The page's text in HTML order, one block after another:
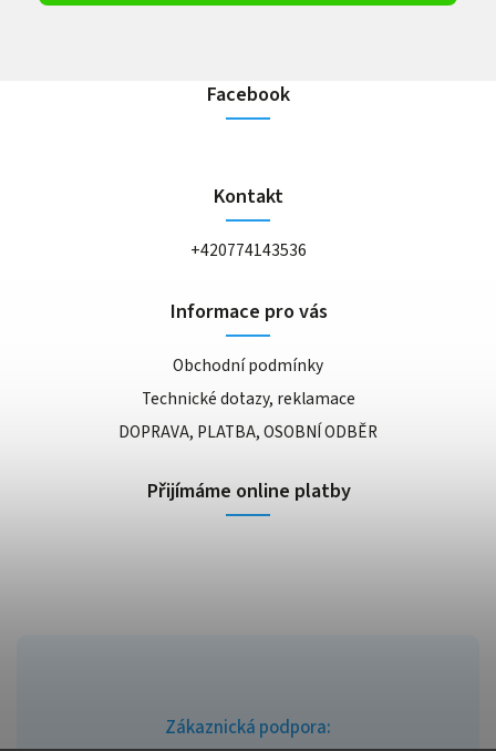
Zákaznická podpora:
Facebook
Kontakt
+420774143536
Informace pro vás
Obchodní podmínky
Technické dotazy, reklamace
DOPRAVA, PLATBA, OSOBNÍ ODBĚR
Přijímáme online platby